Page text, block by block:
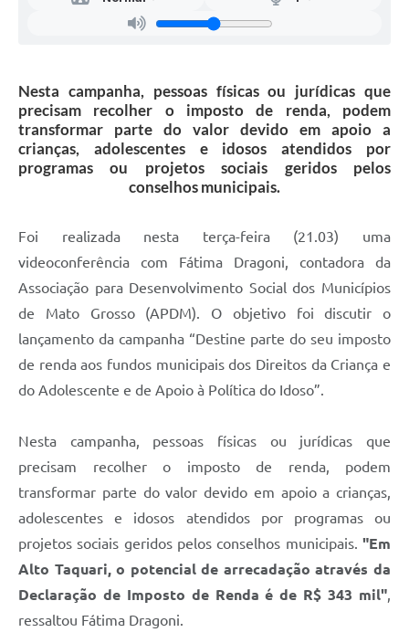
Nesta campanha, pessoas físicas ou jurídicas que
precisam recolher o imposto de renda, podem
transformar parte do valor devido em apoio a
crianças, adolescentes e idosos atendidos por
programas ou projetos sociais geridos pelos
conselhos municipais.
Foi realizada nesta terça-feira (21.03) uma
videoconferência com Fátima Dragoni, contadora da
Associação para Desenvolvimento Social dos Municípios
de Mato Grosso (APDM). O objetivo foi discutir o
lançamento da campanha “Destine parte do seu imposto
de renda aos fundos municipais dos Direitos da Criança e
do Adolescente e de Apoio à Política do Idoso”.
Nesta campanha, pessoas físicas ou jurídicas que
precisam recolher o imposto de renda, podem
transformar parte do valor devido em apoio a crianças,
adolescentes e idosos atendidos por programas ou
projetos sociais geridos pelos conselhos municipais. "Em
Alto Taquari, o potencial de arrecadação através da
Declaração de Imposto de Renda é de R$ 343 mil",
ressaltou Fátima Dragoni.